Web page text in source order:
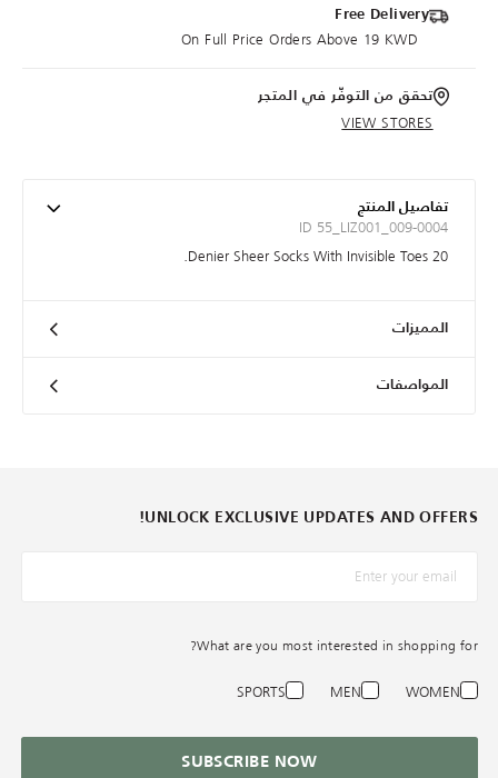
Free Delivery
On Full Price Orders Above 19 KWD
تحقق من التوفّر في المتجر
VIEW STORES
تفاصيل المنتج
ID 55_LIZ001_009-0004
20 Denier Sheer Socks With Invisible Toes.
المميزات
المواصفات
UNLOCK EXCLUSIVE UPDATES AND OFFERS!
*البريد الإلكترونيّ
What are you most interested in shopping for?
WOMEN
MEN
SPORTS
SUBSCRIBE NOW